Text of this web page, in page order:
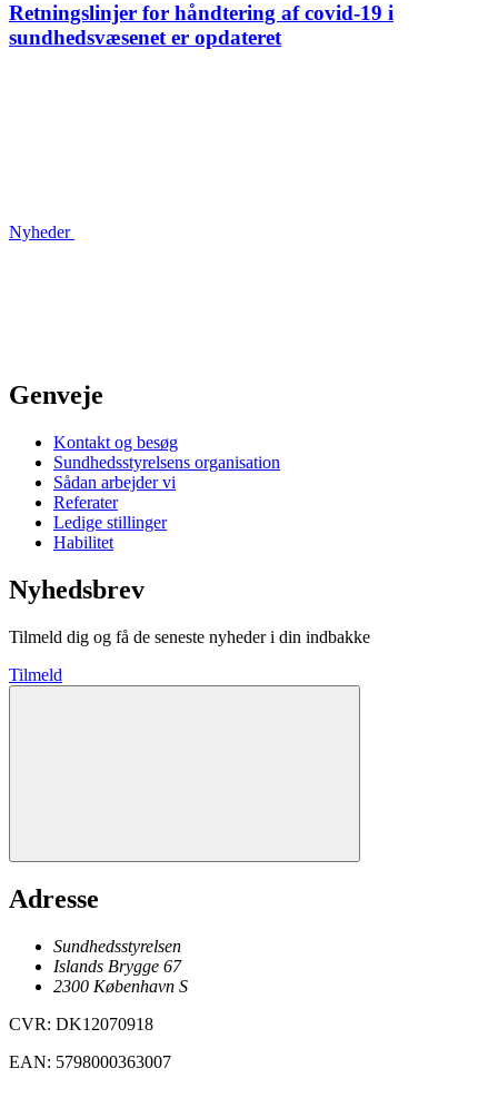
Retningslinjer for håndtering af covid-19 i
sundhedsvæsenet er opdateret
Nyheder
Genveje
Kontakt og besøg
Sundhedsstyrelsens organisation
Sådan arbejder vi
Referater
Ledige stillinger
Habilitet
Nyhedsbrev
Tilmeld dig og få de seneste nyheder i din indbakke
Tilmeld
Adresse
Sundhedsstyrelsen
Islands Brygge 67
2300 København S
CVR: DK12070918
EAN: 5798000363007